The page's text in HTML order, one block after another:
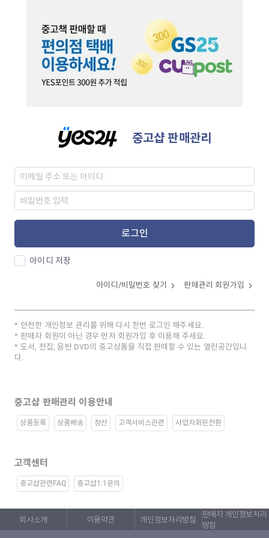
중고샵 판매관리
로그인
아이디 저장
아이디/비밀번호 찾기 판매관리 회원가입
안전한 개인정보 관리를 위해 다시 한번 로그인 해주세요.
판매자 회원이 아닌 경우 먼저 회원가입 후 이용해 주세요.
도서, 전집, 음반 DVD의 중고상품을 직접 판매할 수 있는 열린공간입니
다.
중고샵 판매관리 이용안내
상품등록 상품배송 정산 고객서비스관련 사업자회원전환
고객센터
중고샵관련FAQ 중고샵1:1문의
회사소개 이용약관 개인정보처리방침
판매자 개인정보처리
방침